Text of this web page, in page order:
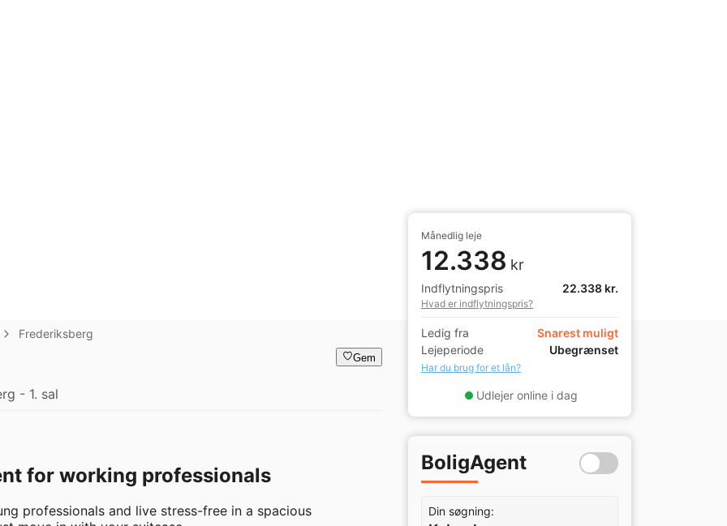
Frederiksberg
- 1. sal
Gem
for working professionals
professionals and live stress-free in a spacious
Månedlig leje
12.338 kr
Indflytningspris 22.338 kr.
Hvad er indflytningspris?
Ledig fra
Snarest muligt
Lejeperiode
Ubegrænset
Har du brug for et lån?
Udlejer online i dag
BoligAgent
Din søgning: